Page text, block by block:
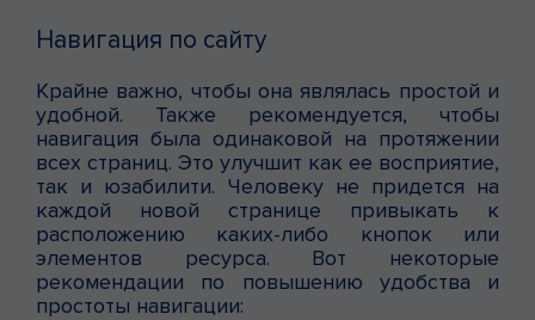
Навигация по сайту
Крайне важно, чтобы она являлась простой и
удобной. Также рекомендуется, чтобы
навигация была одинаковой на протяжении
всех страниц. Это улучшит как ее восприятие,
так и юзабилити. Человеку не придется на
каждой новой странице привыкать к
расположению каких-либо кнопок или
элементов ресурса. Вот некоторые
рекомендации по повышению удобства и
простоты навигации: